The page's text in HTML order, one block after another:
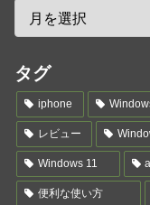
タグ
iphone
レビュー
Windows 11
便利な使い方